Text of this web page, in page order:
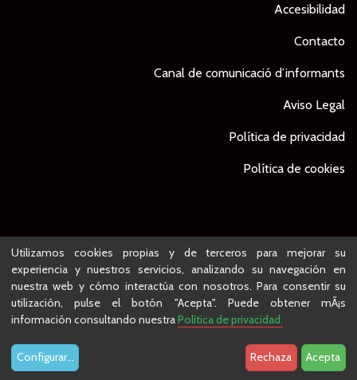
Accesibilidad
Contacto
Canal de comunicació d’informants
Aviso Legal
Política de privacidad
Política de cookies
© Ajuntament de Lleida - Proyecto desarrollado por
Utilizamos cookies propias y de terceros para mejorar su
experiencia y nuestros servicios, analizando su navegación en
nuestra web y cómo interactúa con nosotros. Para consentir su
utilización, pulse el botón "Acepta". Puede obtener mÃ¡s
información consultando nuestraPolítica de privacidad.
Configurar... Rechaza Acepta